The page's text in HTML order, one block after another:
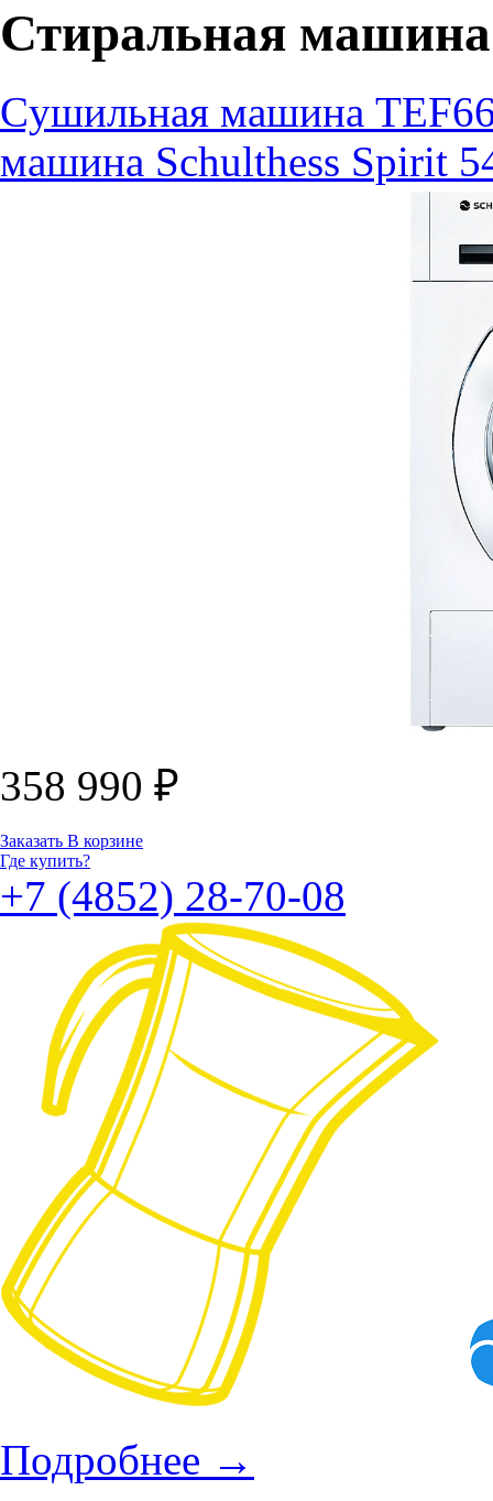
Стиральная
Cушильная машина
машина Schulthess Spirit
358 990 ₽
Заказать В корзине
Где купить?
+7 (4852) 28-70-08
Подробнее →